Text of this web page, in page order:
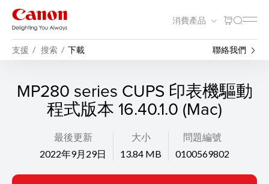
消費產品
支援 搜索 下載 聯絡我們
MP280 series CUPS 印表機驅動
程式版本 16.40.1.0 (Mac)
最後更新
2022年9月29日
大小
13.84 MB
問題編號
0100569802